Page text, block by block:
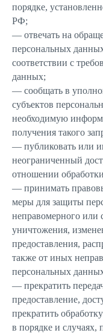
порядке,
РФ;
— отвечать на
персональных
соответствии с
данных;
— сообщать в
субъектов
необходимую
получения такого
— публиковать или
неограниченный
отношении
— принимать
меры для защиты
неправомерного или
уничтожения,
предоставления,
также от иных
персональных
— прекратить
предоставление,
прекратить
в порядке и случаях,